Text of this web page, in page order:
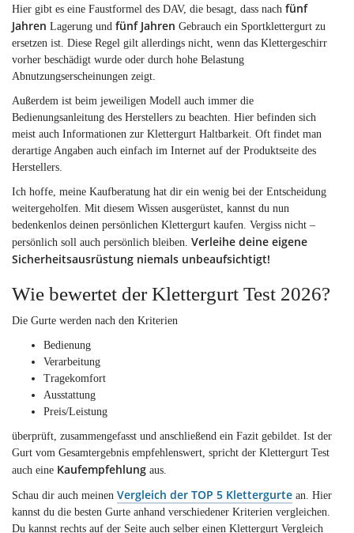
Hier gibt es eine Faustformel des DAV, die besagt, dass nach fünf
Jahren Lagerung und fünf Jahren Gebrauch ein Sportklettergurt zu
ersetzen ist. Diese Regel gilt allerdings nicht, wenn das Klettergeschirr
vorher beschädigt wurde oder durch hohe Belastung
Abnutzungserscheinungen zeigt.
Außerdem ist beim jeweiligen Modell auch immer die
Bedienungsanleitung des Herstellers zu beachten. Hier befinden sich
meist auch Informationen zur Klettergurt Haltbarkeit. Oft findet man
derartige Angaben auch einfach im Internet auf der Produktseite des
Herstellers.
Ich hoffe, meine Kaufberatung hat dir ein wenig bei der Entscheidung
weitergeholfen. Mit diesem Wissen ausgerüstet, kannst du nun
bedenkenlos deinen persönlichen Klettergurt kaufen. Vergiss nicht –
persönlich soll auch persönlich bleiben. Verleihe deine eigene
Sicherheitsausrüstung niemals unbeaufsichtigt!
Wie bewertet der Klettergurt Test 2026?
Die Gurte werden nach den Kriterien
Bedienung
Verarbeitung
Tragekomfort
Ausstattung
Preis/Leistung
überprüft, zusammengefasst und anschließend ein Fazit gebildet. Ist der
Gurt vom Gesamtergebnis empfehlenswert, spricht der Klettergurt Test
auch eine Kaufempfehlung aus.
Schau dir auch meinen Vergleich der TOP 5 Klettergurte an. Hier
kannst du die besten Gurte anhand verschiedener Kriterien vergleichen.
Du kannst rechts auf der Seite auch selber einen Klettergurt Vergleich